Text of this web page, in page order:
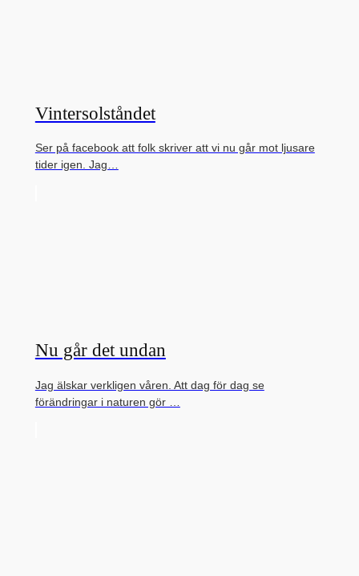
Vintersolståndet
Ser på facebook att folk skriver att vi nu går mot ljusare
tider igen. Jag…
Nu går det undan
Jag älskar verkligen våren. Att dag för dag se
förändringar i naturen gör …